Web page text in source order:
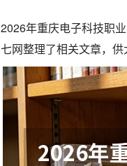
2026年重庆电子科技职
七网整理了相关文章，供